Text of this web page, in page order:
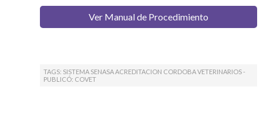
Ver Manual de Procedimiento
TAGS: SISTEMA SENASA ACREDITACION CORDOBA VETERINARIOS -
PUBLICÓ: COVET